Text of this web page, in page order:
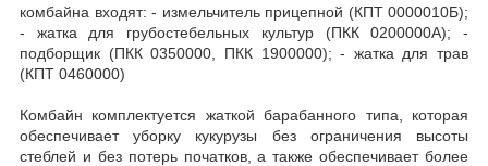
комбайна входят: - измельчитель прицепной (КПТ 0000010Б);
- жатка для грубостебельных культур (ПКК 0200000А); -
подборщик (ПКК 0350000, ПКК 1900000); - жатка для трав
(КПТ 0460000)
Комбайн комплектуется жаткой барабанного типа, которая
обеспечивает уборку кукурузы без ограничения высоты
стеблей и без потерь початков, а также обеспечивает более